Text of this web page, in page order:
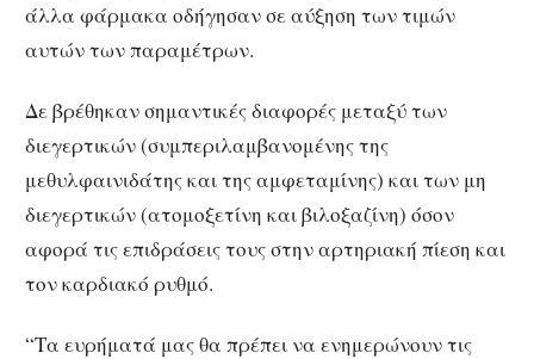
άλλα φάρμακα οδήγησαν σε αύξηση των τιμών
αυτών των παραμέτρων.
Δε βρέθηκαν σημαντικές διαφορές μεταξύ των
διεγερτικών (συμπεριλαμβανομένης της
μεθυλφαινιδάτης και της αμφεταμίνης) και των μη
διεγερτικών (ατομοξετίνη και βιλοξαζίνη) όσον
αφορά τις επιδράσεις τους στην αρτηριακή πίεση και
τον καρδιακό ρυθμό.
“Τα ευρήματά μας θα πρέπει να ενημερώνουν τις